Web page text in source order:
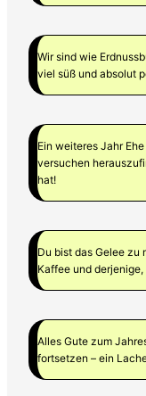
Wir sind wie
viel süß und absolut
Ein weiteres Jahr
versuchen
hat!
Du bist das Gelee zu
Kaffee und
Alles Gute zum
fortsetzen – ein